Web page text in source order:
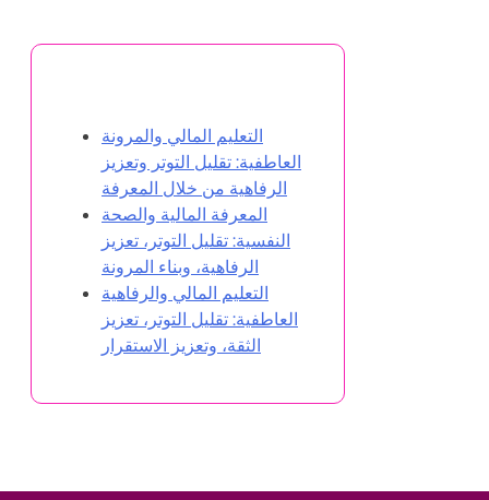
التعليم المالي والمرونة
العاطفية: تقليل التوتر وتعزيز
الرفاهية من خلال المعرفة
المعرفة المالية والصحة
النفسية: تقليل التوتر، تعزيز
الرفاهية، وبناء المرونة
التعليم المالي والرفاهية
العاطفية: تقليل التوتر، تعزيز
الثقة، وتعزيز الاستقرار